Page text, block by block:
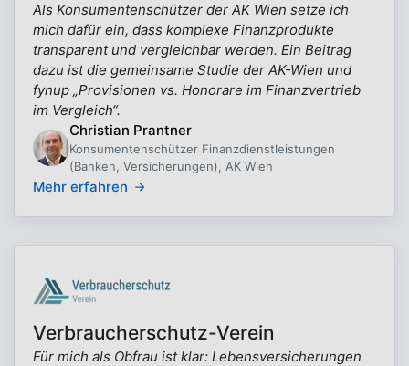
Als Konsumentenschützer der AK Wien setze ich
mich dafür ein, dass komplexe Finanzprodukte
transparent und vergleichbar werden. Ein Beitrag
dazu ist die gemeinsame Studie der AK-Wien und
fynup „Provisionen vs. Honorare im Finanzvertrieb
im Vergleich“.
Christian Prantner
Konsumentenschützer Finanzdienstleistungen
(Banken, Versicherungen), AK Wien
Mehr erfahren
Verbraucherschutz-Verein
Für mich als Obfrau ist klar: Lebensversicherungen